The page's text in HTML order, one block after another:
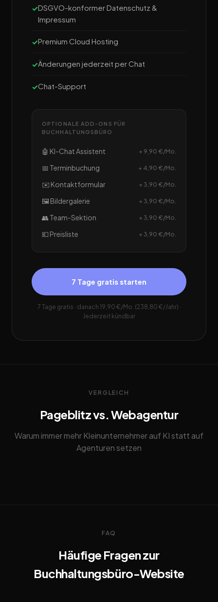
DSGVO-konformer Datenschutz &
Impressum
Premium Cloud Hosting
Änderungen jederzeit per Chat
Chat-Support
OPTIONALE ADD-ONS FÜR
BUCHHALTUNGSBÜRO
🤖 KI-Chat Assistent + 9,90 €/Mo.
📅 Terminbuchung + 4,90 €/Mo.
✉️ Kontaktformular + 3,90 €/Mo.
🖼️ Bildergalerie + 3,90 €/Mo.
👥 Team-Sektion + 3,90 €/Mo.
💶 Preisliste + 3,90 €/Mo.
7 Tage gratis starten
7 Tage gratis · danach 19,90 €/Mo. (238,80 €/Jahr) ·
Jederzeit kündbar
VERGLEICH
Pageblitz vs. Webagentur
Warum immer mehr Kleinunternehmer auf KI statt auf
Agenturen setzen
FAQ
Häufige Fragen zur
Buchhaltungsbüro-Website